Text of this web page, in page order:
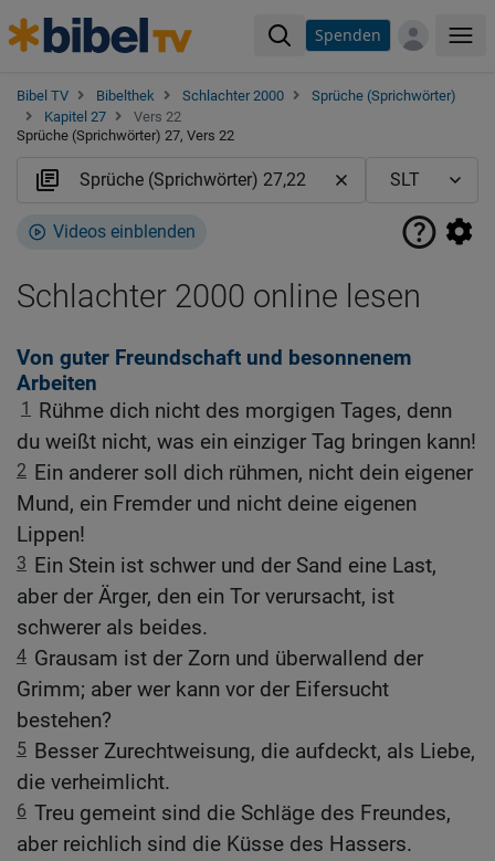
Spenden
Bibel TV Bibelthek Schlachter 2000
Sprüche (Sprichwörter)
Kapitel 27
Vers 22
Sprüche (Sprichwörter) 27, Vers 22
Videos einblenden
Schlachter 2000 online lesen
Von guter Freundschaft und besonnenem
Arbeiten
1
Rühme dich nicht des morgigen Tages, denn
du weißt nicht, was ein einziger Tag bringen kann!
2 Ein anderer soll dich rühmen, nicht dein eigener
Mund, ein Fremder und nicht deine eigenen
Lippen!
3 Ein Stein ist schwer und der Sand eine Last,
aber der Ärger, den ein Tor verursacht, ist
schwerer als beides.
4 Grausam ist der Zorn und überwallend der
Grimm; aber wer kann vor der Eifersucht
bestehen?
5 Besser Zurechtweisung, die aufdeckt, als Liebe,
die verheimlicht.
6 Treu gemeint sind die Schläge des Freundes,
aber reichlich sind die Küsse des Hassers.